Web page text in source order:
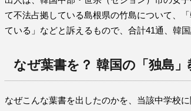
て不法占拠している島根県の竹島について、
ている」などと訴えるもので、合計41通、韓
なぜ葉書を？ 韓国の「独島」
なぜこんな葉書を出したのかを、当該中学校に